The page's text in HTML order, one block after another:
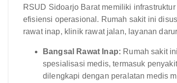
RSUD Sidoarjo Barat memiliki
efisiensi operasional. Rumah sakit ini
rawat inap, klinik rawat jalan, layanan
Bangsal Rawat Inap: Rumah sakit
spesialisasi medis, termasuk
dilengkapi dengan peralatan medis